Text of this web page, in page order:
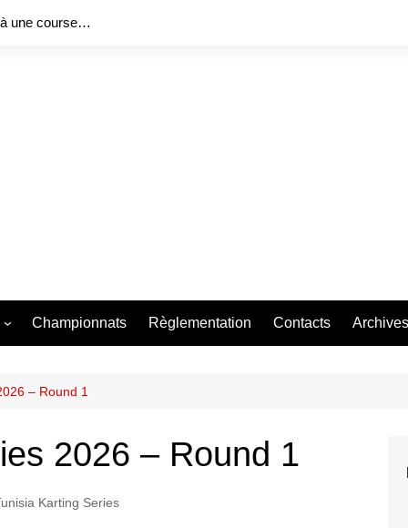
une course…
2026
Championnats Règlementation Contacts Archives
– Round 1
2026 – Round 1
Karting Series